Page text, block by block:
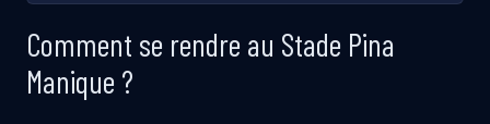
Comment se rendre au Stade Pina
Manique ?